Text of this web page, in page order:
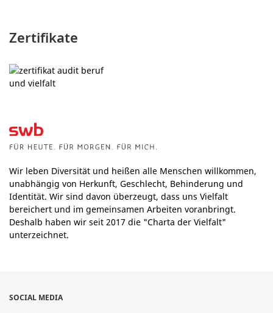
Zertifikate
Wir leben Diversität und heißen alle Menschen willkommen,
unabhängig von Herkunft, Geschlecht, Behinderung und
Identität. Wir sind davon überzeugt, dass uns Vielfalt
bereichert und im gemeinsamen Arbeiten voranbringt.
Deshalb haben wir seit 2017 die "Charta der Vielfalt"
unterzeichnet.
SOCIAL MEDIA